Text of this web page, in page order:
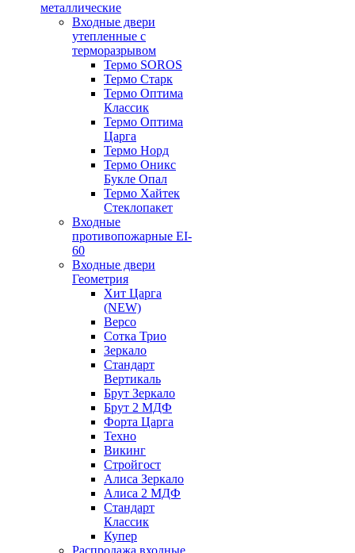
металлические
Входные двери
утепленные с
терморазрывом
Термо SOROS
Термо Старк
Термо Оптима
Классик
Термо Оптима
Царга
Термо Норд
Термо Оникс
Букле Опал
Термо Хайтек
Стеклопакет
Входные
противопожарные EI-
60
Входные двери
Геометрия
Хит Царга
(NEW)
Версо
Сотка Трио
Зеркало
Стандарт
Вертикаль
Брут Зеркало
Брут 2 МДФ
Форта Царга
Техно
Викинг
Стройгост
Алиса Зеркало
Алиса 2 МДФ
Стандарт
Классик
Купер
Распродажа входные